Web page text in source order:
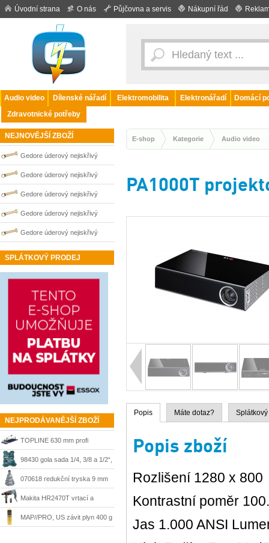
Úvodní strana O nás Půjčovna a servis Nákupní řád
Audio video Dílenské nářadí Elektromobilita Elektronářadí
Domácí
Zdravotnické potřeby
NEJNOVĚJŠÍ ZBOŽÍ
Gedore úderový nejiskřivý
plochý klíč vyhnutý 46 mm
0100255S
Gedore úderový nejiskřivý
plochý klíč vyhnutý 50 mm
0100256S
Gedore úderový nejiskřivý
plochý klíč vyhnutý 60 mm
0100258S
Gedore úderový nejiskřivý
plochý klíč vyhnutý 30 mm
0100251S
Gedore úderový nejiskřivý
plochý klíč vyhnutý 32 mm
SPLÁTKOVÝ PRODEJ
NEJPRODÁVANĚJŠÍ ZBOŽÍ
TOPLINE 630 mm profi
řezačka Kaufmann
98430 gola sada 1/4, 3/8 a 1/2“,
215 dílů + kufr Mannesmann
070618 redukční tryska 9 mm
Steinel
Makita HR2470T vrtací a
sekací kladivo 780 W, SDS-
MAP//PRO, US závit plyn 400 g
E-shop Kategorie Audio video
PA1000T
Popis Máte dotaz?
Popis zboží
Rozlišení 1280 x 800
Kontrastní poměr
Jas 1.000 ANSI